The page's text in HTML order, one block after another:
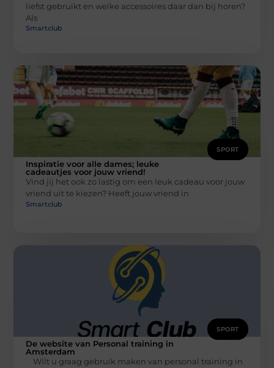
liefst gebruikt en welke accessoires daar dan bij horen?
Als
Smartclub
SPORT
Inspiratie voor alle dames; leuke
cadeautjes voor jouw vriend!
Vind jij het ook zo lastig om een leuk cadeau voor jouw
vriend uit te kiezen? Heeft jouw vriend in
Smartclub
SPORT
De website van Personal training in
Amsterdam
Wilt u graag gebruik maken van personal training in